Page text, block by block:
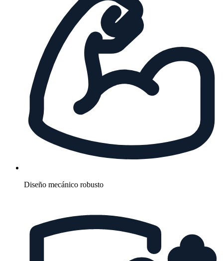
Diseño mecánico robusto